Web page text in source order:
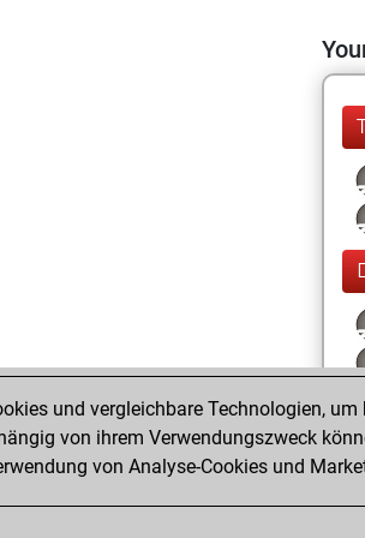
und vergleichbare Technologien,
von ihrem Verwendungszweck
von Analyse-Cookies und